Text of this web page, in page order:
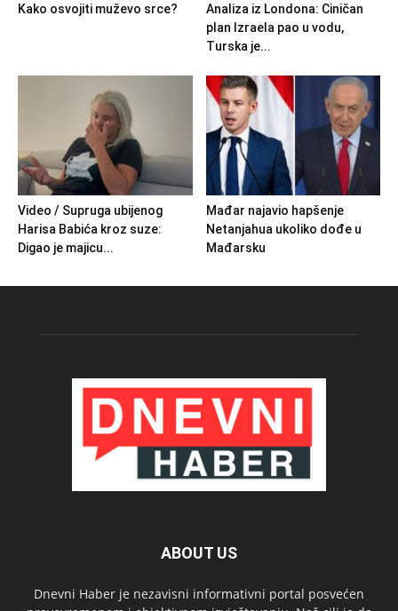
Kako osvojiti muževo srce?
Analiza iz Londona: Ciničan
plan Izraela pao u vodu,
Turska je...
Video / Supruga ubijenog
Harisa Babića kroz suze:
Digao je majicu...
Mađar najavio hapšenje
Netanjahua ukoliko dođe u
Mađarsku
ABOUT US
Dnevni Haber je nezavisni informativni portal posvećen